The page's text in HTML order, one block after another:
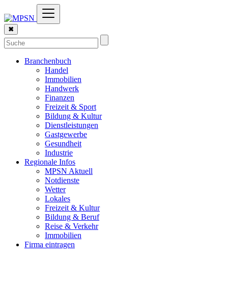
✖
Branchenbuch
Handel
Immobilien
Handwerk
Finanzen
Freizeit & Sport
Bildung & Kultur
Dienstleistungen
Gastgewerbe
Gesundheit
Industrie
Regionale Infos
MPSN Aktuell
Notdienste
Wetter
Lokales
Freizeit & Kultur
Bildung & Beruf
Reise & Verkehr
Immobilien
Firma eintragen